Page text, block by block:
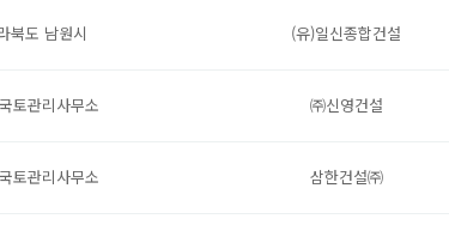
북도 남원시 (유)일신종합건설
토관리사무소 ㈜신영건설
토관리사무소 삼한건설㈜